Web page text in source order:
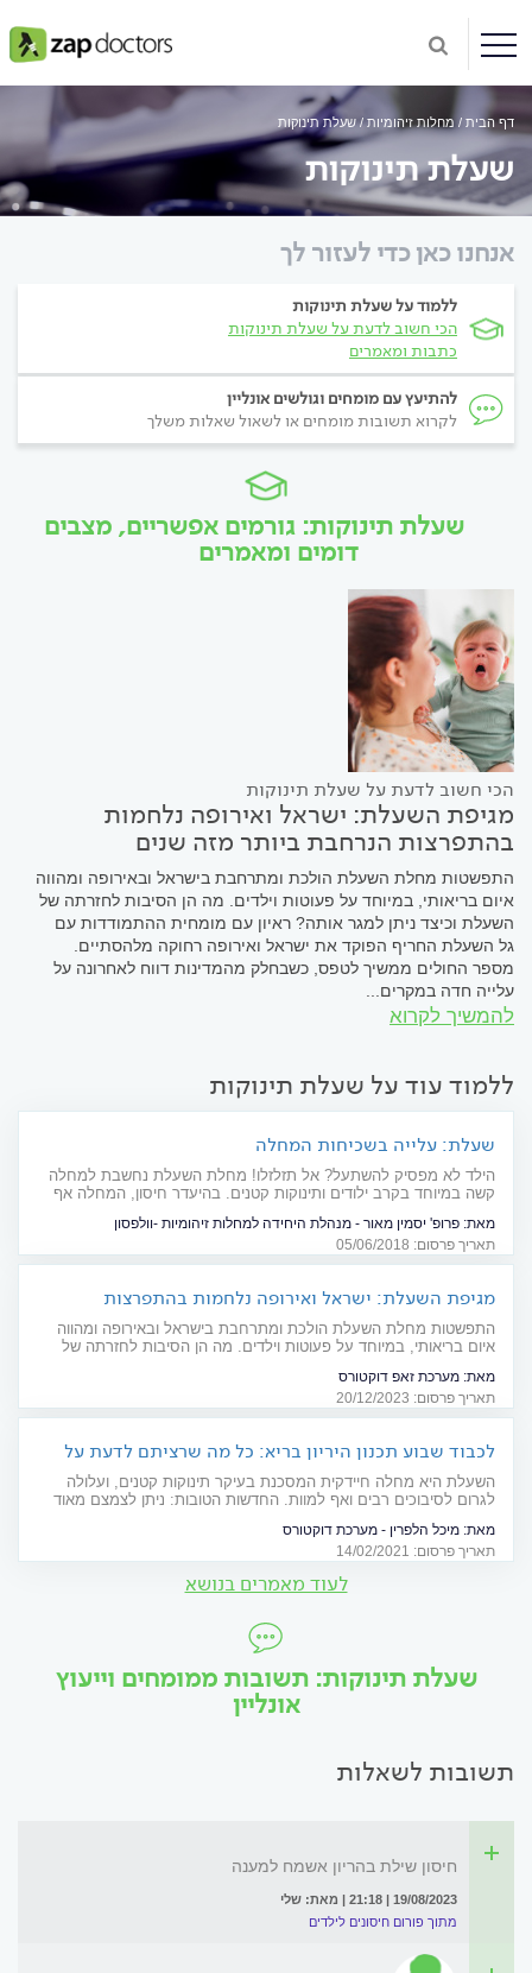
דף הבית מחלות זיהומיות שעלת תינוקות
שעלת תינוקות
אנחנו כאן כדי לעזור לך
ללמוד על שעלת תינוקות
הכי חשוב לדעת על שעלת תינוקות
כתבות ומאמרים
להתיעץ עם מומחים וגולשים אונליין
לקרוא תשובות מומחים או לשאול שאלות משלך
שעלת תינוקות: גורמים אפשריים, מצבים
דומים ומאמרים
הכי חשוב לדעת על שעלת תינוקות
מגיפת השעלת: ישראל ואירופה נלחמות
בהתפרצות הנרחבת ביותר מזה שנים
התפשטות מחלת השעלת הולכת ומתרחבת בישראל ובאירופה ומהווה
איום בריאותי, במיוחד על פעוטות וילדים. מה הן הסיבות לחזרתה של
השעלת וכיצד ניתן למגר אותה? ראיון עם מומחית ההתמודדות עם
גל השעלת החריף הפוקד את ישראל ואירופה רחוקה מלהסתיים.
מספר החולים ממשיך לטפס, כשבחלק מהמדינות דווח לאחרונה על
עלייה חדה במקרים...
להמשיך לקרוא
ללמוד עוד על שעלת תינוקות
שעלת: עלייה בשכיחות המחלה
הילד לא מפסיק להשתעל? אל תזלזלו! מחלת השעלת נחשבת למחלה
קשה במיוחד בקרב ילודים ותינוקות קטנים. בהיעדר חיסון, המחלה אף
מאת: פרופ' יסמין מאור - מנהלת היחידה למחלות זיהומיות -וולפסון
תאריך פרסום: 05/06/2018
מגיפת השעלת: ישראל ואירופה נלחמות בהתפרצות
הנרחבת ביותר מזה שנים
התפשטות מחלת השעלת הולכת ומתרחבת בישראל ובאירופה ומהווה
איום בריאותי, במיוחד על פעוטות וילדים. מה הן הסיבות לחזרתה של
מאת: מערכת זאפ דוקטורס
תאריך פרסום: 20/12/2023
לכבוד שבוע תכנון היריון בריא: כל מה שרציתם לדעת על
שעלת
השעלת היא מחלה חיידקית המסכנת בעיקר תינוקות קטנים, ועלולה
לגרום לסיבוכים רבים ואף למוות. החדשות הטובות: ניתן לצמצם מאוד
ויעיל הניתן במסגרת חיסוני השגרה ובמהלך ההיריון
מאת: מיכל הלפרין - מערכת דוקטורס
תאריך פרסום: 14/02/2021
לעוד מאמרים בנושא
שעלת תינוקות: תשובות ממומחים וייעוץ
אונליין
תשובות לשאלות
חיסון שילת בהריון אשמח למענה
19/08/2023 | 21:18 | מאת: שלי
מתוך פורום חיסונים לילדים